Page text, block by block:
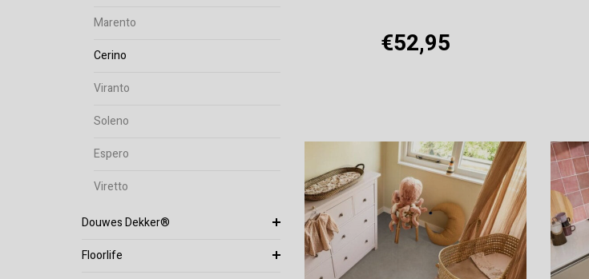
Marento
Cerino
Viranto
Soleno
Espero
Viretto
Douwes Dekker®
Floorlife
€52,95